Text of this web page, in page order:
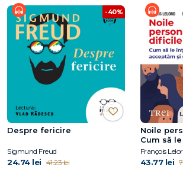
-40%
Despre fericire
Sigmund Freud
24.74 lei 41.23 lei
Noile
Cum să
François
43.77 lei